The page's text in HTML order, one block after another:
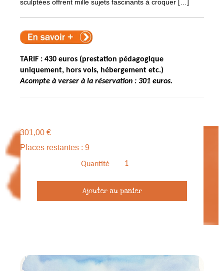
sculptées offrent mille sujets fascinants à croquer […]
TARIF : 430 euros (prestation pédagogique
uniquement, hors vols, hébergement etc.)
Acompte à verser à la réservation : 301 euros.
301,00 €
Places restantes : 9
Quantité
de
voyage
-
Ajouter au panier